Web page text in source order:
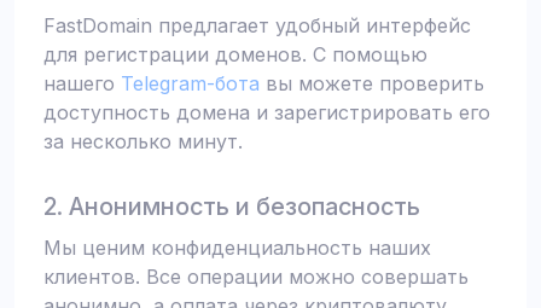
FastDomain предлагает удобный интерфейс
для регистрации доменов. С помощью
нашего Telegram-бота вы можете проверить
доступность домена и зарегистрировать его
за несколько минут.
2. Анонимность и безопасность
Мы ценим конфиденциальность наших
клиентов. Все операции можно совершать